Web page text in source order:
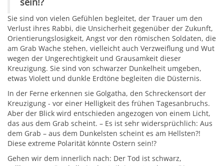
Sie sind von vielen Gefühlen begleitet, der Trauer um den
Verlust ihres Rabbi, die Unsicherheit gegenüber der Zukunft,
Orientierungslosigkeit, Angst vor den römischen Soldaten, die
am Grab Wache stehen, vielleicht auch Verzweiflung und Wut
wegen der Ungerechtigkeit und Grausamkeit dieser
Kreuzigung. Sie sind von schwarzer Dunkelheit umgeben,
etwas Violett und dunkle Erdtöne begleiten die Düsternis.
In der Ferne erkennen sie Golgatha, den Schreckensort der
Kreuzigung - vor einer Helligkeit des frühen Tagesanbruchs.
Aber der Blick wird entschieden angezogen von einem Licht,
das aus dem Grab scheint. – Es ist sehr widersprüchlich: Aus
dem Grab – aus dem Dunkelsten scheint es am Hellsten?!
Diese extreme Polarität könnte Ostern sein!?
Gehen wir dem innerlich nach: Der Tod ist schwarz,